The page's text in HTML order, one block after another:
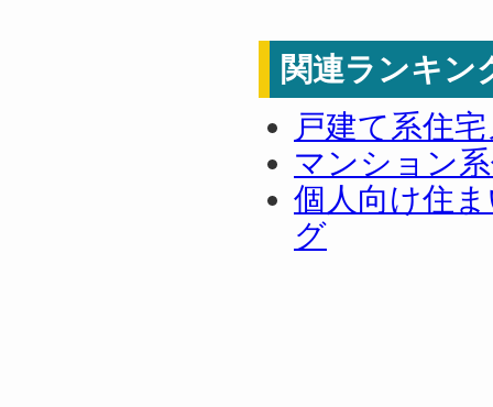
関連ランキン
戸建て系住
マンション
個人向け住
グ